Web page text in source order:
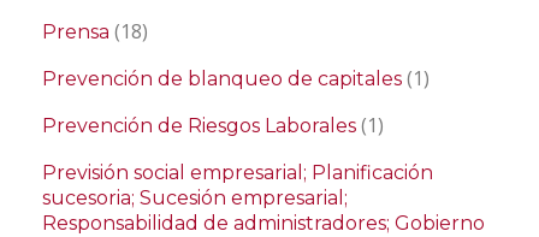
Prensa (18)
Prevención de blanqueo de capitales (1)
Prevención de Riesgos Laborales (1)
Previsión social empresarial; Planificación
sucesoria; Sucesión empresarial;
Responsabilidad de administradores; Gobierno